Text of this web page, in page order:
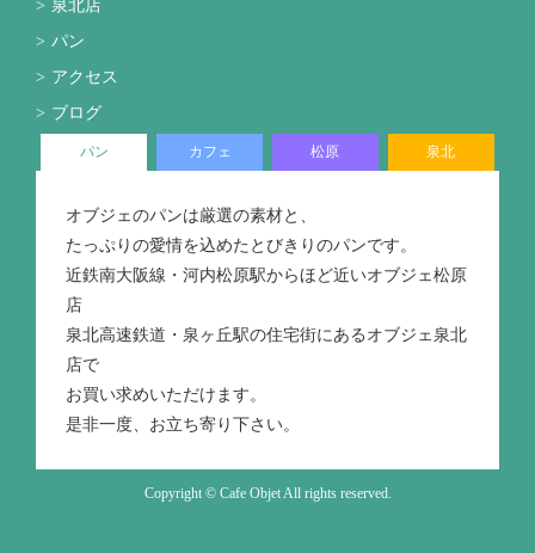
泉北店
パン
アクセス
ブログ
パン カフェ 松原 泉北
オブジェのパンは厳選の素材と、
たっぷりの愛情を込めたとびきりのパンです。
近鉄南大阪線・河内松原駅からほど近いオブジェ松原
店
泉北高速鉄道・泉ヶ丘駅の住宅街にあるオブジェ泉北
店で
お買い求めいただけます。
是非一度、お立ち寄り下さい。
Copyright © Cafe Objet All rights reserved.